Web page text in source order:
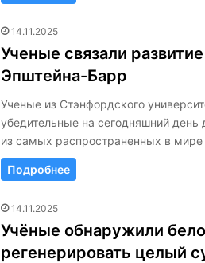
14.11.2025
Ученые связали
Эпштейна-Барр
Ученые из Стэнфордского
убедительные на сегодняшний день
из самых распространенных в
Подробнее
14.11.2025
Учёные обнаружили
регенерировать целый